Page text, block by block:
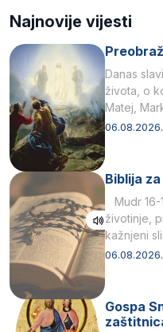
Najnovije vijesti
Danas
života, o
Matej,
drugoj…
06.08.2026.
Biblija
Mudr 16-
životinje,
kažnjeni
kukaca.2
06.08.2026.
Gospa